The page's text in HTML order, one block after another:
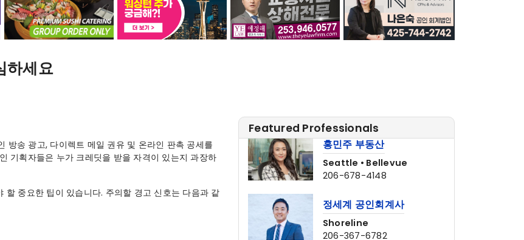
세요
방송 광고, 다이렉트 메일 권유 및 온라인 판촉 공세를
기획자들은 누가 크레딧을 받을 자격이 있는지 과장하
중요한 팁이 있습니다. 주의할 경고 신호는 다음과 같
Featured Professionals
홍민주 부동산
Seattle • Bellevue
206-678-4148
Shoreline
206-367-6782